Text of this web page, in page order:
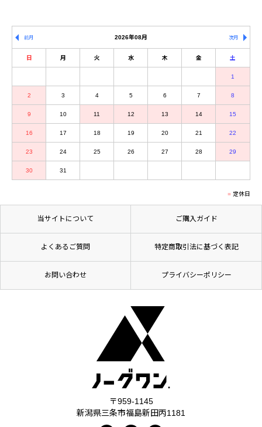
2026年08月
前月 次月
日 月 火 水 木 金 土
1
2 3 4 5 6 7 8
9 10 11 12 13 14 15
16 17 18 19 20 21 22
23 24 25 26 27 28 29
30 31
定休日
当サイトについて ご購入ガイド
よくあるご質問 特定商取引法に基づく表記
お問い合わせ プライバシーポリシー
〒959-1145
新潟県三条市福島新田丙1181